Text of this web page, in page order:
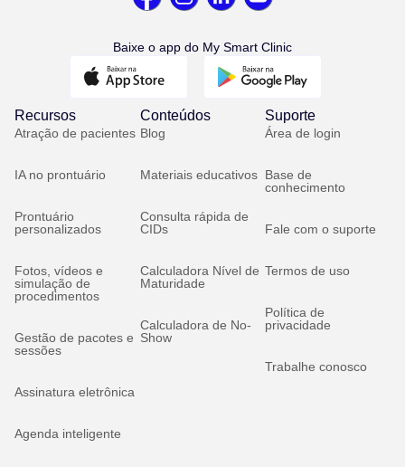
Baixe o app do My Smart Clinic
Recursos
Atração de pacientes
IA no prontuário
Prontuário
personalizados
Fotos, vídeos e
simulação de
procedimentos
Gestão de pacotes e
sessões
Assinatura eletrônica
Agenda inteligente
Conteúdos
Blog
Materiais educativos
Consulta rápida de
CIDs
Calculadora Nível de
Maturidade
Calculadora de No-
Show
Suporte
Área de login
Base de
conhecimento
Fale com o suporte
Termos de uso
Política de
privacidade
Trabalhe conosco